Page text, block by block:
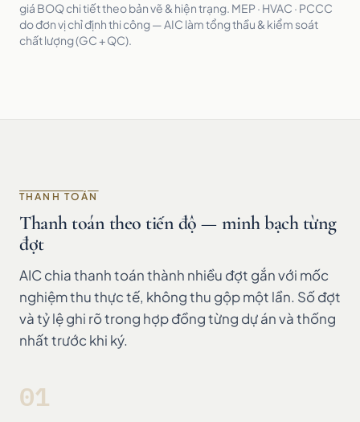
giá BOQ chi tiết theo bản vẽ & hiện trạng. MEP · HVAC · PCCC
do đơn vị chỉ định thi công — AIC làm tổng thầu & kiểm soát
chất lượng (GC + QC).
THANH TOÁN
Thanh toán theo tiến độ — minh bạch từng
đợt
AIC chia thanh toán thành nhiều đợt gắn với mốc
nghiệm thu thực tế, không thu gộp một lần. Số đợt
và tỷ lệ ghi rõ trong hợp đồng từng dự án và thống
nhất trước khi ký.
01